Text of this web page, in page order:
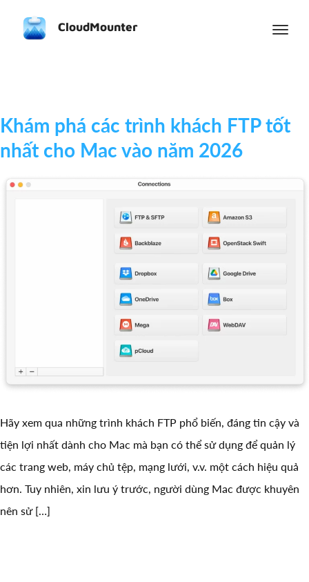
CloudMounter
Khám phá các trình khách FTP tốt
nhất cho Mac vào năm 2026
Hãy xem qua những trình khách FTP phổ biến, đáng tin cậy và
tiện lợi nhất dành cho Mac mà bạn có thể sử dụng để quản lý
các trang web, máy chủ tệp, mạng lưới, v.v. một cách hiệu quả
hơn. Tuy nhiên, xin lưu ý trước, người dùng Mac được khuyên
nên sử […]